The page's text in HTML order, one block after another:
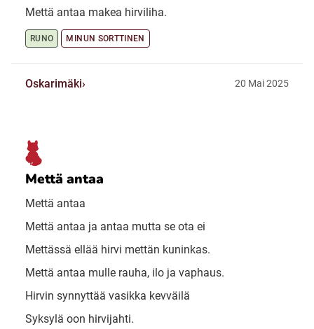
Mettä antaa makea hirviliha.
RUNO MINUN SORTTINEN
Oskarimäki 20 Mai 2025
Mettä antaa
Mettä antaa
Mettä antaa ja antaa mutta se ota ei
Mettässä ellää hirvi mettän kuninkas.
Mettä antaa mulle rauha, ilo ja vaphaus.
Hirvin synnyttää vasikka kevväilä
Syksylä oon hirvijahti.